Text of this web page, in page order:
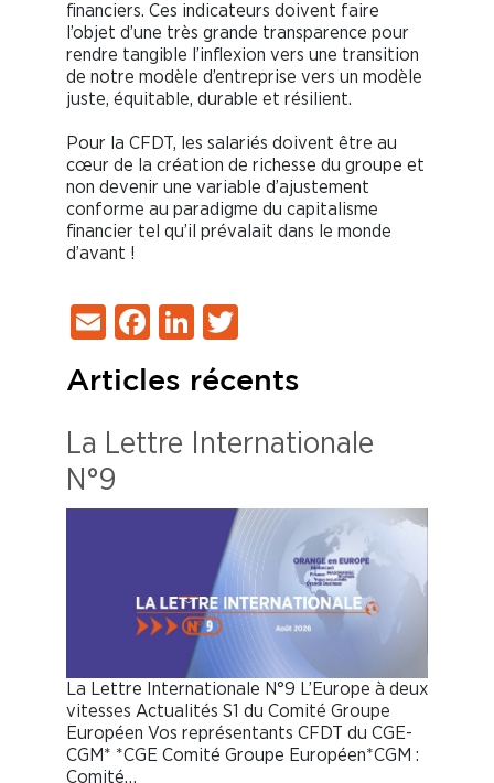
financiers. Ces indicateurs doivent faire
l’objet d’une très grande transparence pour
rendre tangible l’inflexion vers une transition
de notre modèle d’entreprise vers un modèle
juste, équitable, durable et résilient.
Pour la CFDT, les salariés doivent être au
cœur de la création de richesse du groupe et
non devenir une variable d’ajustement
conforme au paradigme du capitalisme
financier tel qu’il prévalait dans le monde
d’avant !
EmailFacebook
LinkedIn
Articles récents
La Lettre Internationale
N°9
La Lettre Internationale N°9 L’Europe à deux
vitesses Actualités S1 du Comité Groupe
Européen Vos représentants CFDT du CGE-
CGM* *CGE Comité Groupe Européen*CGM :
Comité…